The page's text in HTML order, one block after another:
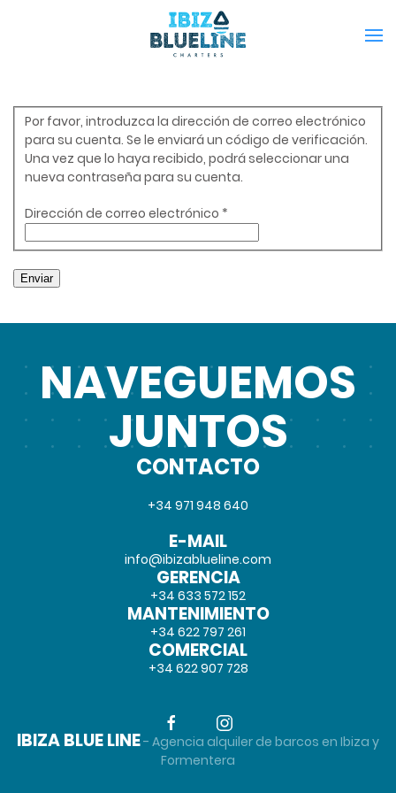
Por favor, introduzca la dirección de correo electrónico
para su cuenta. Se le enviará un código de verificación.
Una vez que lo haya recibido, podrá seleccionar una
nueva contraseña para su cuenta.
Dirección de correo electrónico *
Enviar
NAVEGUEMOS
JUNTOS
CONTACTO
+34 971 948 640
E-MAIL
info@ibizablueline.com
GERENCIA
+34 633 572 152
MANTENIMIENTO
+34 622 797 261
COMERCIAL
+34 622 907 728
IBIZA BLUE LINE- Agencia alquiler de barcos en Ibiza y
Formentera